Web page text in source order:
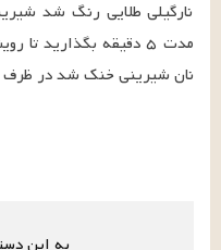
نان شیرینی خنک شد در ظرف
به این